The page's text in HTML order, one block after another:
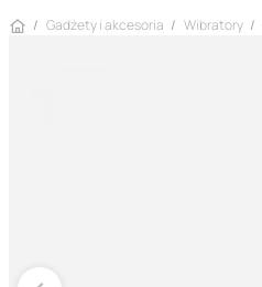
Strona główna
Gadżety i akcesoria Wibratory